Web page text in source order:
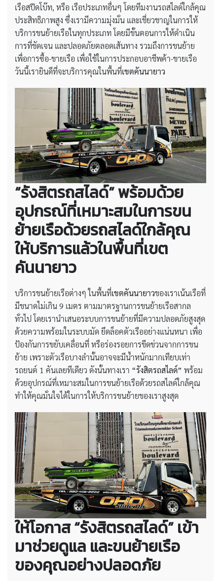
เรือสปีดโบ๊ท, หรือ เรือประเภทอื่นๆ โดยทีมงานรถสไลด์ใกล้คุณ
ประสิทธิภาพสูง ซึ่งเรามีความมุ่งมั่น และเชี่ยวชาญในการให้
บริการขนย้ายเรือในทุกประเภท โดยมีขั้นตอนการให้ดำเนิน
การที่ชัดเจน และปลอดภัยตลอดเส้นทาง รวมถึงการขนย้าย
เพื่อการซื้อ-ขายเรือ เพื่อใช้ในการประกอบอาชีพค้า-ขายเรือ
วันนี้เรายินดีที่จะบริการคุณในพื้นที่เขตคันนายาว
“รังสิตรถสไลด์” พร้อมด้วย
อุปกรณ์ที่เหมาะสมในการขน
ย้ายเรือด้วยรถสไลด์ใกล้คุณ
ให้บริการแล้วในพื้นที่เขต
คันนายาว
บริการขนย้ายเรือต่างๆ ในพื้นที่เขตคันนายาวของเราเน้นเรือที่
มีขนาดไม่เกิน 9 เมตร ตามมาตรฐานการขนย้ายเรือสากล
ทั่วไป โดยเรานำเสนอระบบการขนย้ายที่มีความปลอดภัยสูงสุด
ด้วยความพร้อมในระบบมัด ยึดล็อคตัวเรืออย่างแน่นหนา เพื่อ
ป้องกันการขยับเคลื่อนที่ หรือร่องรอยการขีดข่วนจากการขน
ย้าย เพราะตัวเรือบางลำนั้นอาจจะมีน้ำหนักมากเทียบเท่า
รถยนต์ 1 คันเลยทีเดียว ดังนั้นทางเรา “รังสิตรถสไลด์” พร้อม
ด้วยอุปกรณ์ที่เหมาะสมในการขนย้ายเรือด้วยรถสไลด์ใกล้คุณ
ทำให้คุณมั่นใจได้ในการให้บริการขนย้ายของเราสูงสุด
ให้โอกาส “รังสิตรถสไลด์” เข้า
มาช่วยดูแล และขนย้ายเรือ
ของคุณอย่างปลอดภัย